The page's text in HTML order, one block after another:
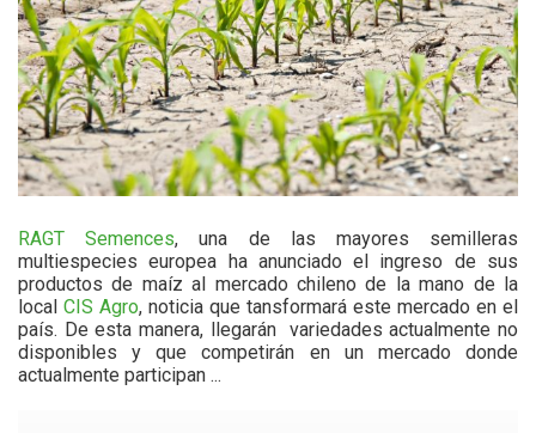
RAGT Semences, una de las mayores semilleras
multiespecies europea ha anunciado el ingreso de sus
productos de maíz al mercado chileno de la mano de la
local CIS Agro, noticia que tansformará este mercado en el
país. De esta manera, llegarán variedades actualmente no
disponibles y que competirán en un mercado donde
actualmente participan ...